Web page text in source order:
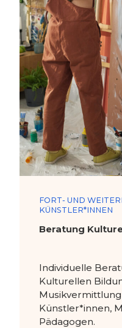
FORT- UND
KÜNSTLER*INNEN
Beratung
Individuelle
Kulturellen
Künstler*innen,
Pädagogen.